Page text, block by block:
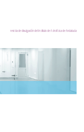
revista de divulgación del Instituto de Astrofísica de Andalucía